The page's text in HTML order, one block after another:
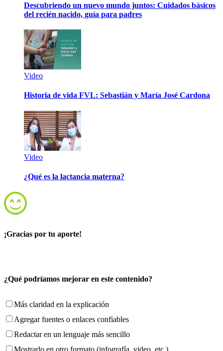
Descubriendo un nuevo mundo juntos: Cuidados básicos
del recién nacido, guía para padres
Video
Historia de vida FVL: Sebastián y María José Cardona
Video
¿Qué es la lactancia materna?
¡Gracias por tu aporte!
¿Qué podríamos mejorar en este contenido?
Más claridad en la explicación
Agregar fuentes o enlaces confiables
Redactar en un lenguaje más sencillo
Mostrarlo en otro formato (infografía, video, etc.)